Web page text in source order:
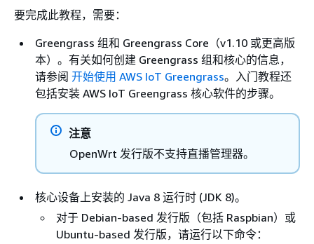
要完成此教程，需要：
Greengrass 组和 Greengrass Core（v1.10 或更高版
本）。有关如何创建 Greengrass 组和核心的信息，
请参阅 开始使用 AWS IoT Greengrass。入门教程还
包括安装 AWS IoT Greengrass 核心软件的步骤。
注意
OpenWrt 发行版不支持直播管理器。
核心设备上安装的 Java 8 运行时 (JDK 8)。
对于 Debian-based 发行版（包括 Raspbian）或
Ubuntu-based 发行版，请运行以下命令：